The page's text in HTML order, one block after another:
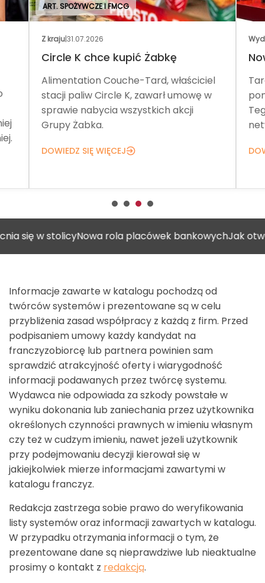
ART. SPOŻYWCZE I FMCG
Z kraju|31.07.2026
Circle K chce kupić Żabkę
Alimentation Couche-Tard, właściciel
stacji paliw Circle K, zawarł umowę w
sprawie nabycia wszystkich akcji
Grupy Żabka.
DOWIEDZ SIĘ WIĘCEJ
w stolicyNowa rola placówek bankowychJak otworzyć
Informacje zawarte w katalogu pochodzą od
twórców systemów i prezentowane są w celu
przybliżenia zasad współpracy z każdą z firm. Przed
podpisaniem umowy każdy kandydat na
franczyzobiorcę lub partnera powinien sam
sprawdzić atrakcyjność oferty i wiarygodność
informacji podawanych przez twórcę systemu.
Wydawca nie odpowiada za szkody powstałe w
wyniku dokonania lub zaniechania przez użytkownika
określonych czynności prawnych w imieniu własnym
czy też w cudzym imieniu, nawet jeżeli użytkownik
przy podejmowaniu decyzji kierował się w
jakiejkolwiek mierze informacjami zawartymi w
katalogu franczyz.
Redakcja zastrzega sobie prawo do weryfikowania
listy systemów oraz informacji zawartych w katalogu.
W przypadku otrzymania informacji o tym, że
prezentowane dane są nieprawdziwe lub nieaktualne
prosimy o kontakt z redakcją.